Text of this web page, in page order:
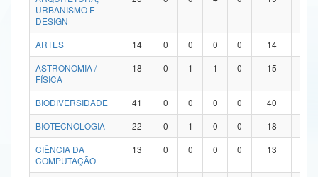
Ministério da Mulher, da Família e dos Direitos Humanos
Secretaria de Governo
Advocacia-Geral da União
Banco Central do Brasil
URBANISMO E
DESIGN
ARTES 14 0 0 0 0 14
ASTRONOMIA /
FÍSICA
18 0 1 1 0 15
BIODIVERSIDADE 41 0 0 0 0 40
BIOTECNOLOGIA
22 0 1 0 0 18
CIÊNCIA DA
COMPUTAÇÃO
13 0 0 0 0 13